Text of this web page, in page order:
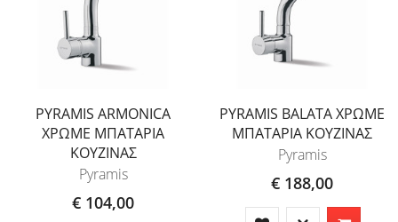
PYRAMIS ARMONICA
ΧΡΩΜΕ ΜΠΑΤΑΡΙΑ
ΚΟΥΖΙΝΑΣ
Pyramis
€ 104,00
PYRAMIS BALATA ΧΡΩΜΕ
ΜΠΑΤΑΡΙΑ ΚΟΥΖΙΝΑΣ
Pyramis
€ 188,00